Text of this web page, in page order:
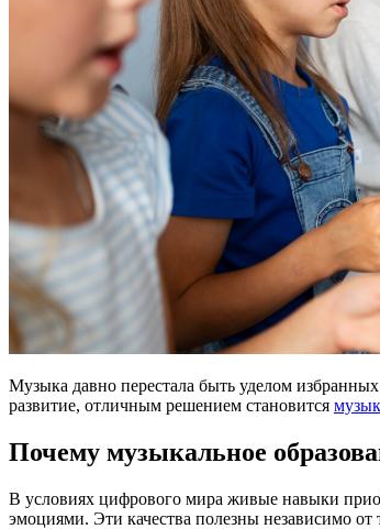
Музыка давно перестала быть уделом
развитие, отличным решением становится
Почему музыкальное
В условиях цифрового мира живые навыки
эмоциями. Эти качества полезны независимо от